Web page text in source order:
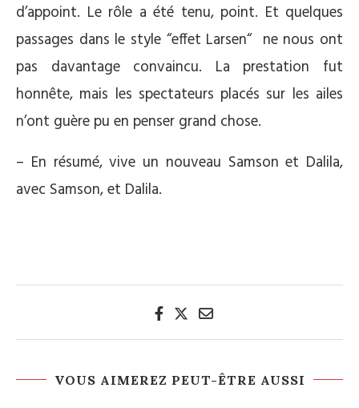
d’appoint. Le rôle a été tenu, point. Et quelques
passages dans le style “effet Larsen“ ne nous ont
pas davantage convaincu. La prestation fut
honnête, mais les spectateurs placés sur les ailes
n’ont guère pu en penser grand chose.
– En résumé, vive un nouveau Samson et Dalila,
avec Samson, et Dalila.
VOUS AIMEREZ PEUT-ÊTRE AUSSI